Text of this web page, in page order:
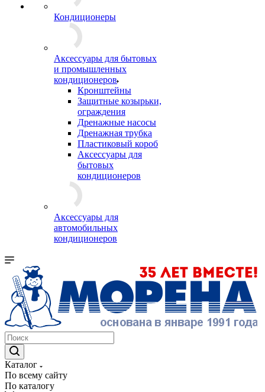
Кондиционеры
Аксессуары для бытовых
и промышленных
кондиционеров
Кронштейны
Защитные козырьки,
ограждения
Дренажные насосы
Дренажная трубка
Пластиковый короб
Аксессуары для
бытовых
кондиционеров
Аксессуары для
автомобильных
кондиционеров
Каталог
По всему сайту
По каталогу